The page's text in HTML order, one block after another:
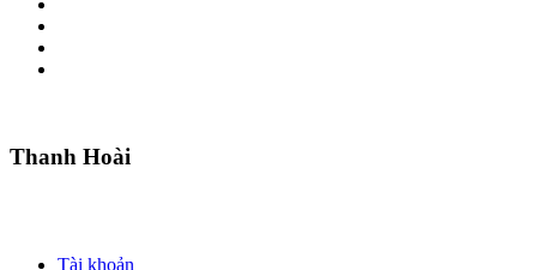
Thanh Hoài
Tài khoản